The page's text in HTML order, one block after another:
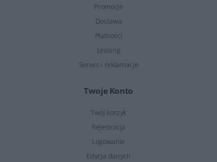
Promocje
Dostawa
Płatności
Leasing
Serwis i reklamacje
Twoje Konto
Twój koszyk
Rejestracja
Logowanie
Edycja danych